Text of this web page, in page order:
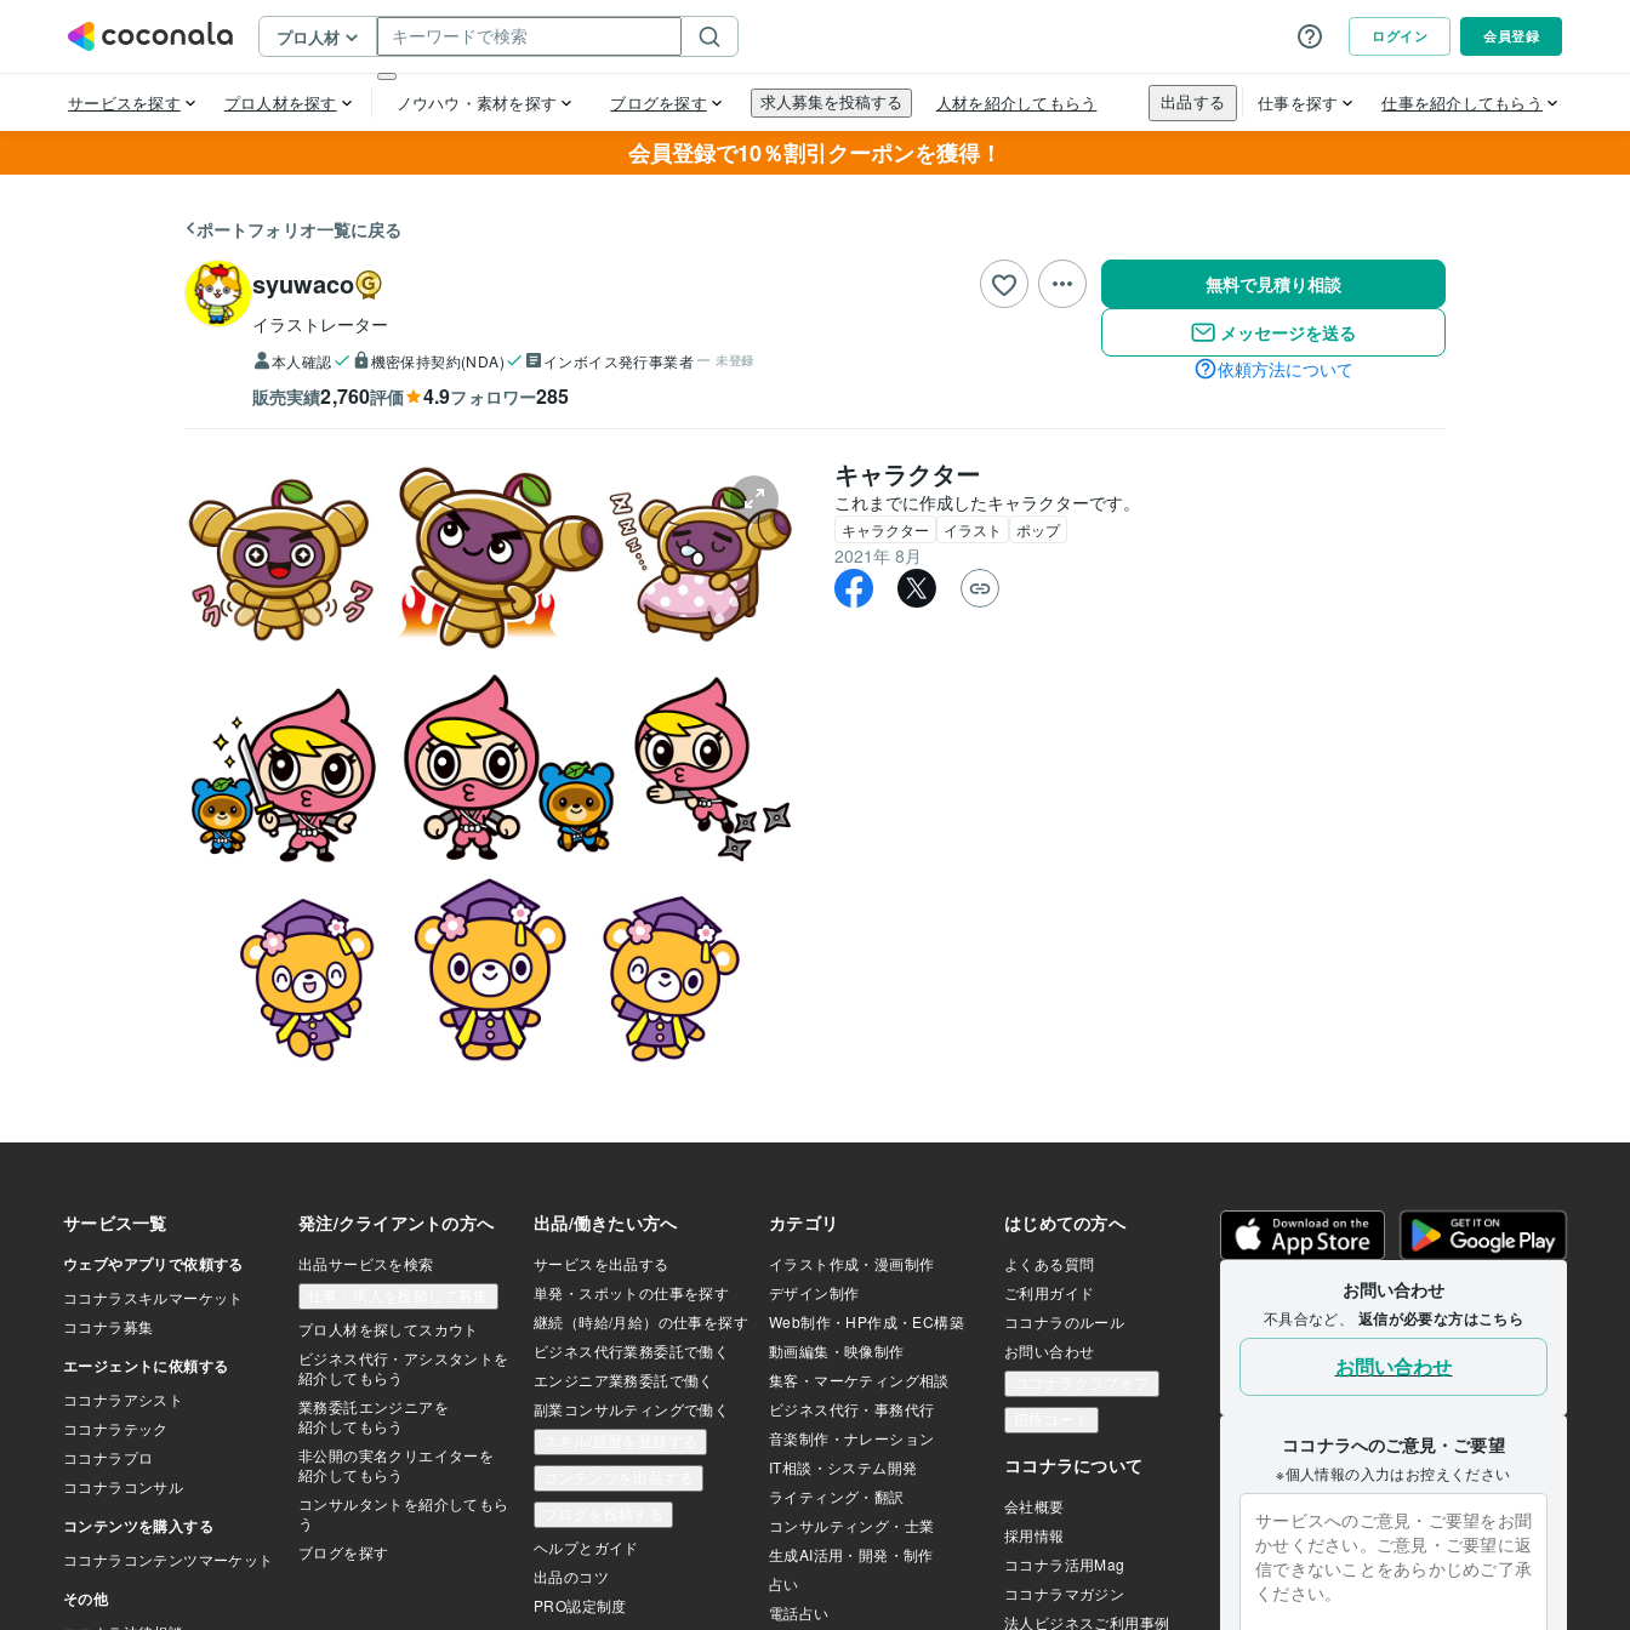
会員登録で10％割引クーポンを獲得！
ポートフォリオ一覧に戻る
syuwaco
イラストレーター
本人確認 機密保持契約(NDA) インボイス発行事業者 未登録
販売実績2,760評価 4.9フォロワー285
無料で見積り相談
メッセージを送る
依頼方法について
キャラクター
これまでに作成したキャラクターです。
キャラクター イラスト ポップ
2021年 8月